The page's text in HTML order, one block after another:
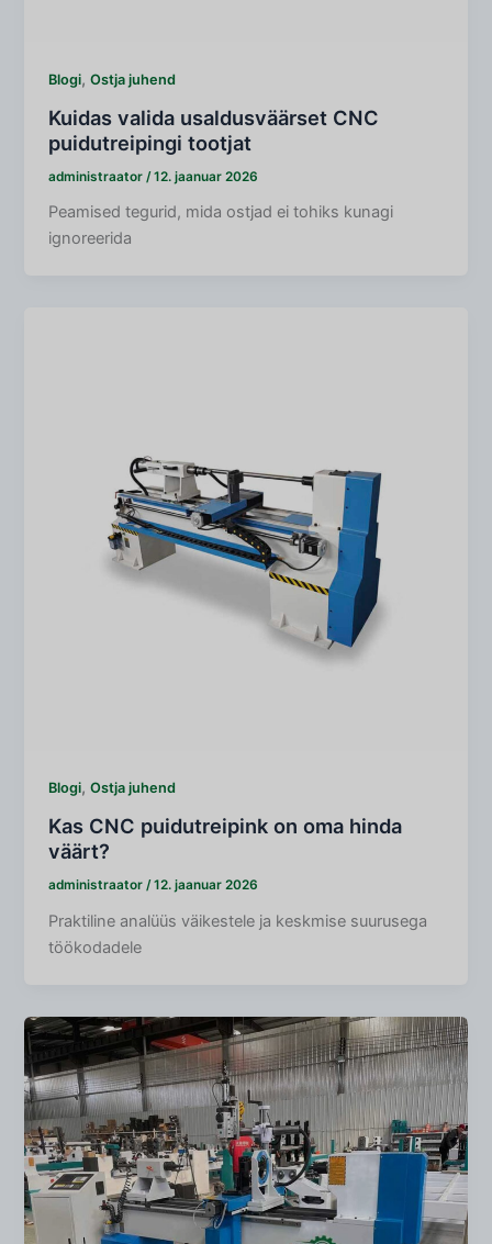
Blogi,Ostja juhend
Kuidas valida usaldusväärset CNC
puidutreipingi tootjat
administraator /12. jaanuar 2026
Peamised tegurid, mida ostjad ei tohiks kunagi
ignoreerida
Blogi,Ostja juhend
Kas CNC puidutreipink on oma hinda
väärt?
administraator/12. jaanuar 2026
Praktiline analüüs väikestele ja keskmise suurusega
töökodadele